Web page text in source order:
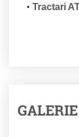
Tractari